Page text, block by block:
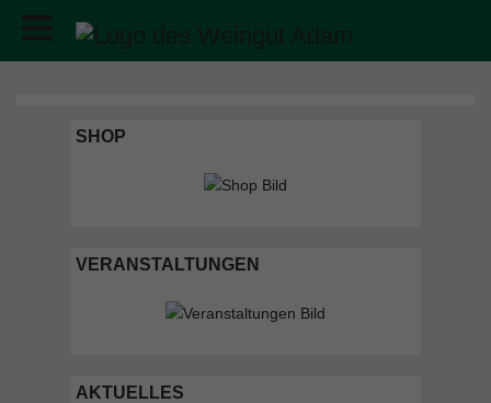
SHOP
VERANSTALTUNGEN
AKTUELLES